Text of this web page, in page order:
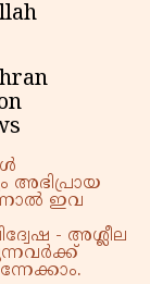
അഭിപ്രായ
ഇവ
- അശ്ലീല